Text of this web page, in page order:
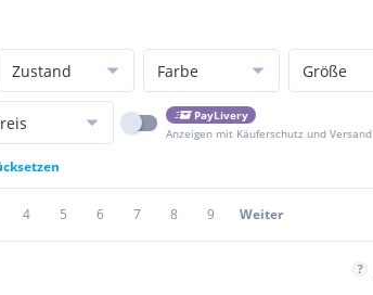
Zustand Farbe Größe
PayLivery
Anzeigen mit Käuferschutz und Versand
4 5 6 7 8 9 Weiter